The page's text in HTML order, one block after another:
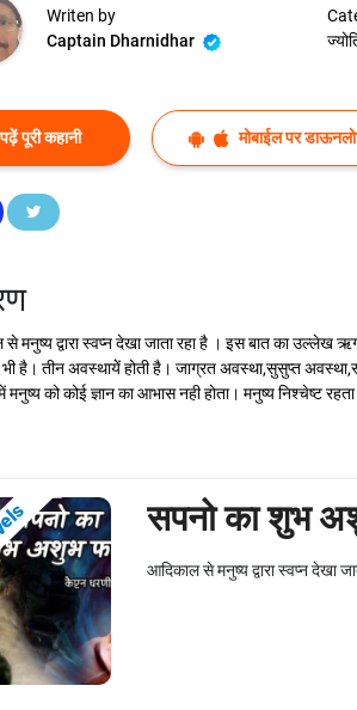
Writen by
Captain Dharnidhar
पढ़ें पूरी कहानी मोबाईल पर
मनुष्य द्वारा स्वप्न देखा जाता रहा है । इस बात का उल्लेख
भी है। तीन अवस्थायेें होती है। जाग्रत अवस्था,सुसुप्त
मनुष्य को कोई ज्ञान का आभास नही होता। मनुष्य निश्चेष्ट
सपनो का शुभ
आदिकाल से मनुष्य द्वारा स्वप्न देखा